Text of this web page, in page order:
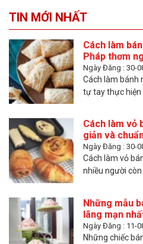
TIN MỚI NHẤT
Cách làm
Pháp thơm
Ngày Đăng : 30-
Cách làm bánh
tự tay thực hiện
Cách làm vỏ
giản và
Ngày Đăng : 30-
Cách làm vỏ
nhiều người
Những mẫu
lãng mạn
Ngày Đăng : 11-
Những chiếc